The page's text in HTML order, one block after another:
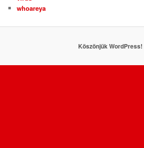
whoareya
Köszönjük WordPress!